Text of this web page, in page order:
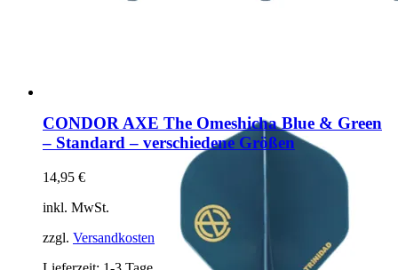
CONDOR AXE The Omeshicha Blue & Green
– Standard – verschiedene Größen
14,95 €
inkl. MwSt.
zzgl. Versandkosten